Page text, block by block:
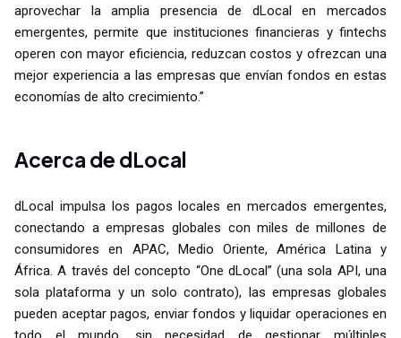
aprovechar la amplia presencia de dLocal en mercados
emergentes, permite que instituciones financieras y fintechs
operen con mayor eficiencia, reduzcan costos y ofrezcan una
mejor experiencia a las empresas que envían fondos en estas
economías de alto crecimiento.”
Acerca de dLocal
dLocal impulsa los pagos locales en mercados emergentes,
conectando a empresas globales con miles de millones de
consumidores en APAC, Medio Oriente, América Latina y
África. A través del concepto “One dLocal” (una sola API, una
sola plataforma y un solo contrato), las empresas globales
pueden aceptar pagos, enviar fondos y liquidar operaciones en